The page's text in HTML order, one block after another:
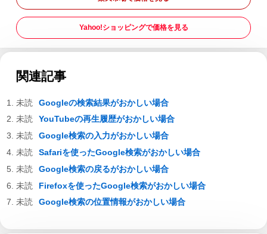
Yahoo!ショッピングで価格を見る
関連記事
Googleの検索結果がおかしい場合
YouTubeの再生履歴がおかしい場合
Google検索の入力がおかしい場合
Safariを使ったGoogle検索がおかしい場合
Google検索の戻るがおかしい場合
Firefoxを使ったGoogle検索がおかしい場合
Google検索の位置情報がおかしい場合